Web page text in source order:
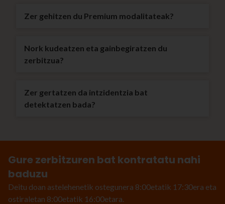
Zer gehitzen du Premium modalitateak?
Nork kudeatzen eta gainbegiratzen du
zerbitzua?
Zer gertatzen da intzidentzia bat
detektatzen bada?
Gure zerbitzuren bat kontratatu nahi
baduzu
Deitu doan astelehenetik ostegunera 8:00etatik 17:30era eta
ostiraletan 8:00etatik 16:00etara.